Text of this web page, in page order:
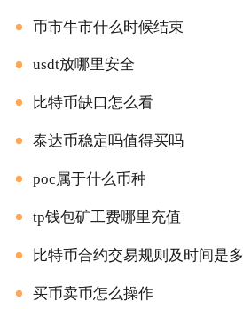
币市牛市什么时候结束
usdt放哪里安全
比特币缺口怎么看
泰达币稳定吗值得买吗
poc属于什么币种
tp钱包矿工费哪里充值
比特币合约交易规则及时间是
买币卖币怎么操作